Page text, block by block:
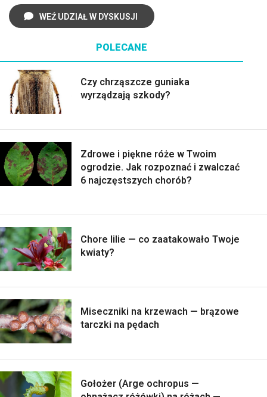
WEŹ UDZIAŁ W DYSKUSJI
POLECANE
Czy chrząszcze guniaka
wyrządzają szkody?
Zdrowe i piękne róże w Twoim
ogrodzie. Jak rozpoznać i zwalczać
6 najczęstszych chorób?
Chore lilie — co zaatakowało Twoje
kwiaty?
Miseczniki na krzewach — brązowe
tarczki na pędach
Gołożer (Arge ochropus —